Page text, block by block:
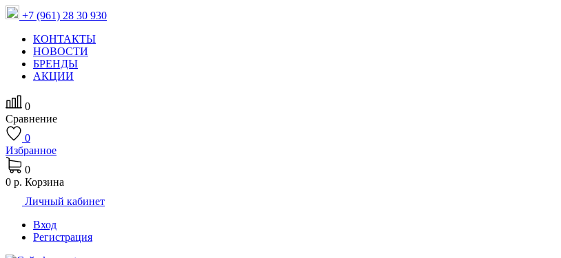
+7 (961) 28 30 930
КОНТАКТЫ
НОВОСТИ
БРЕНДЫ
АКЦИИ
0
Сравнение
0
Избранное
0
0 р. Корзина
Личный кабинет
Вход
Регистрация